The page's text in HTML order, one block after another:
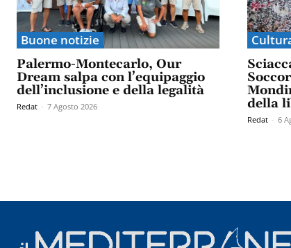
Buone notizie
Palermo-Montecarlo, Our
Dream salpa con l’equipaggio
dell’inclusione e della legalità
Redat - 7 Agosto 2026
della
Redat - 6